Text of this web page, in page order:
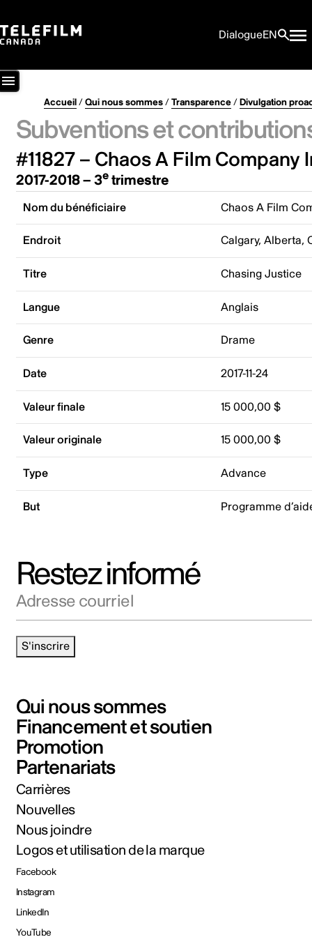
DialogueEN
Accueil/Qui nous sommes/Transparence/Divulgation
Subventions et
#11827 – Chaos A Film Company
2017-2018 – 3etrimestre
Nom du bénéficiaire Chaos A Film
Endroit Calgary, Alberta,
Titre Chasing Justice
Langue Anglais
Genre Drame
Date 2017-11-24
Valeur finale 15 000,00 $
Valeur originale 15 000,00 $
Type Advance
But Programme
Restez informé
S'inscrire
Qui nous sommes
Financement et soutien
Promotion
Partenariats
Carrières
Nouvelles
Nous joindre
Logos et utilisation de la marque
Facebook
Instagram
LinkedIn
YouTube